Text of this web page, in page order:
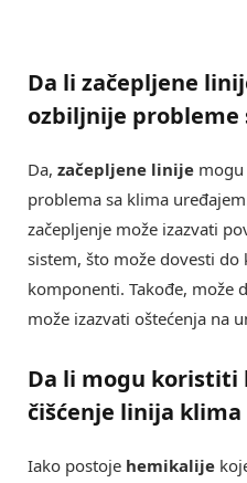
Da li začepljene
ozbiljnije probleme
Da, začepljene linije
problema sa klima
začepljenje može izazvati
sistem, što može dovesti
komponenti. Takođe, može
može izazvati oštećenja na
Da li mogu koristiti
čišćenje linija klima
Iako postoje hemikalije